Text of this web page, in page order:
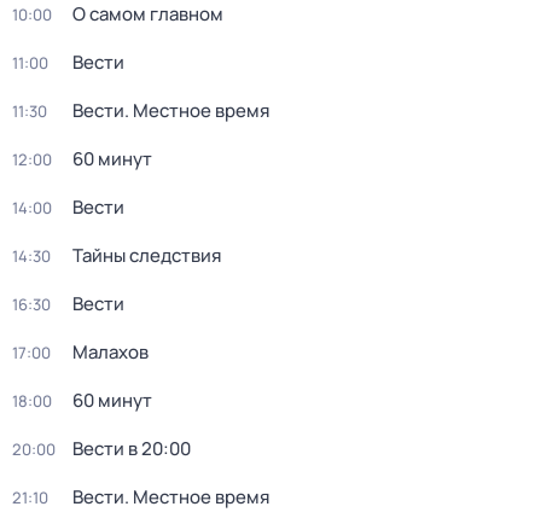
10:00 О самом главном
11:00 Вести
11:30 Вести. Местное время
12:00 60 минут
14:00 Вести
14:30 Тайны следствия
16:30 Вести
17:00 Малахов
18:00 60 минут
20:00 Вести в 20:00
21:10 Вести. Местное время